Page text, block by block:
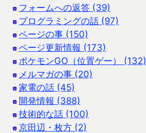
フォームへの返答 (39)
プログラミングの話 (97)
ページの事 (150)
ページ更新情報 (173)
ポケモンGO（位置ゲー） (132)
メルマガの事 (20)
家電の話 (45)
開発情報 (388)
技術的な話 (100)
京田辺・枚方 (2)